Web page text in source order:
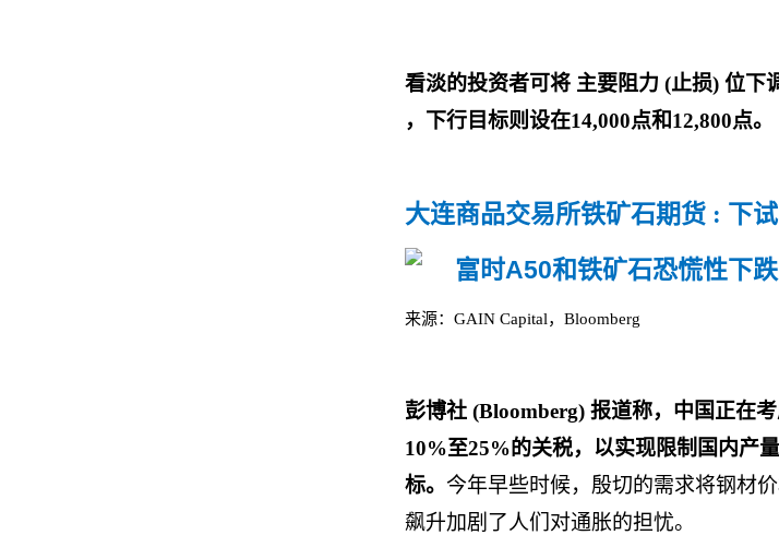
看淡的投资者可将 主要阻力(止损) 位下
，下行目标则设在14,000点和12,800点。
大连商品交易所铁矿石期货 : 下试
来源：GAIN Capital，Bloomberg
彭博社 (Bloomberg)报道称，中国正在
10%至25%的关税，以实现限制国内产
标。今年早些时候，殷切的需求将钢材
飙升加剧了人们对通胀的担忧。